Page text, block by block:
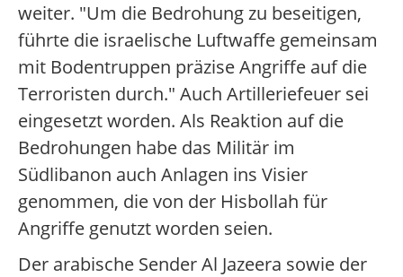
weiter. "Um die Bedrohung zu beseitigen,
führte die israelische Luftwaffe gemeinsam
mit Bodentruppen präzise Angriffe auf die
Terroristen durch." Auch Artilleriefeuer sei
eingesetzt worden. Als Reaktion auf die
Bedrohungen habe das Militär im
Südlibanon auch Anlagen ins Visier
genommen, die von der Hisbollah für
Angriffe genutzt worden seien.
Der arabische Sender Al Jazeera sowie der